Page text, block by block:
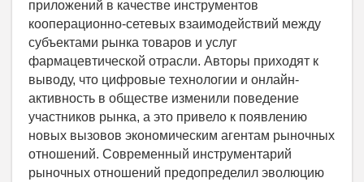
приложений в качестве инструментов
кооперационно-сетевых взаимодействий между
субъектами рынка товаров и услуг
фармацевтической отрасли. Авторы приходят к
выводу, что цифровые технологии и онлайн-
активность в обществе изменили поведение
участников рынка, а это привело к появлению
новых вызовов экономическим агентам рыночных
отношений. Современный инструментарий
рыночных отношений предопределил эволюцию